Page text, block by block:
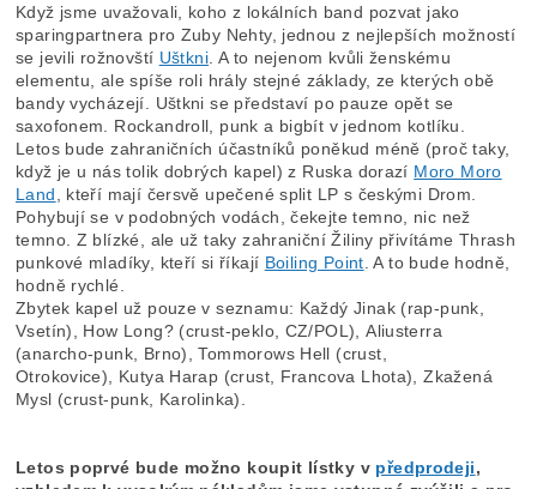
Když jsme uvažovali, koho z lokálních band pozvat jako
sparingpartnera pro Zuby Nehty, jednou z nejlepších možností
se jevili rožnovští Uštkni . A to nejenom kvůli ženskému
elementu, ale spíše roli hrály stejné základy, ze kterých obě
bandy vycházejí. Uštkni se představí po pauze opět se
saxofonem. Rockandroll, punk a bigbít v jednom kotlíku.
Letos bude zahraničních účastníků poněkud méně (proč taky,
když je u nás tolik dobrých kapel) z Ruska dorazí Moro Moro
Land , kteří mají čersvě upečené split LP s českými Drom.
Pohybují se v podobných vodách, čekejte temno, nic než
temno. Z blízké, ale už taky zahraniční Žiliny přivítáme Thrash
punkové mladíky, kteří si říkají Boiling Point . A to bude hodně,
hodně rychlé.
Zbytek kapel už pouze v seznamu: Každý Jinak (rap-punk,
Vsetín), How Long? (crust-peklo, CZ/POL), Aliusterra
(anarcho-punk, Brno), Tommorows Hell (crust,
Otrokovice), Kutya Harap (crust, Francova Lhota), Zkažená
Mysl (crust-punk, Karolinka).
Letos poprvé bude možno koupit lístky v předprodeji,